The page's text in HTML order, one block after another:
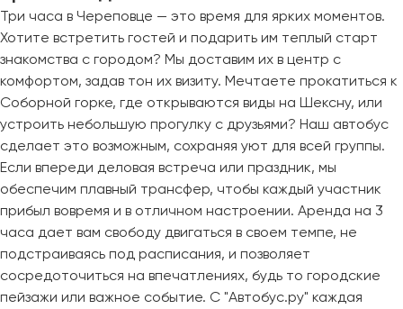
Три часа в Череповце — это время для ярких моментов.
Хотите встретить гостей и подарить им теплый старт
знакомства с городом? Мы доставим их в центр с
комфортом, задав тон их визиту. Мечтаете прокатиться к
Соборной горке, где открываются виды на Шексну, или
устроить небольшую прогулку с друзьями? Наш автобус
сделает это возможным, сохраняя уют для всей группы.
Если впереди деловая встреча или праздник, мы
обеспечим плавный трансфер, чтобы каждый участник
прибыл вовремя и в отличном настроении. Аренда на 3
часа дает вам свободу двигаться в своем темпе, не
подстраиваясь под расписания, и позволяет
сосредоточиться на впечатлениях, будь то городские
пейзажи или важное событие. С "Автобус.ру" каждая